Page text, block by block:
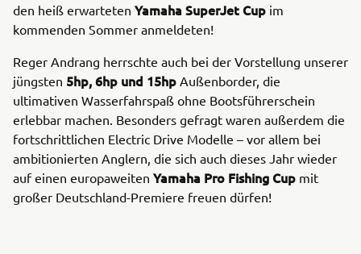
den heiß erwarteten Yamaha SuperJet Cup im
kommenden Sommer anmeldeten!
Reger Andrang herrschte auch bei der Vorstellung unserer
jüngsten 5hp, 6hp und 15hp Außenborder, die
ultimativen Wasserfahrspaß ohne Bootsführerschein
erlebbar machen. Besonders gefragt waren außerdem die
fortschrittlichen Electric Drive Modelle – vor allem bei
ambitionierten Anglern, die sich auch dieses Jahr wieder
auf einen europaweiten Yamaha Pro Fishing Cup mit
großer Deutschland-Premiere freuen dürfen!